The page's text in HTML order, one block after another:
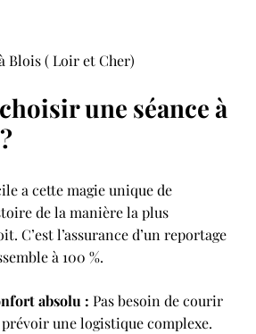
Blois ( Loir et Cher)
une séance à
a cette magie unique de
de la manière la plus
C’est l’assurance d’un reportage
à 100 %.
absolu : Pas besoin de courir
une logistique complexe.